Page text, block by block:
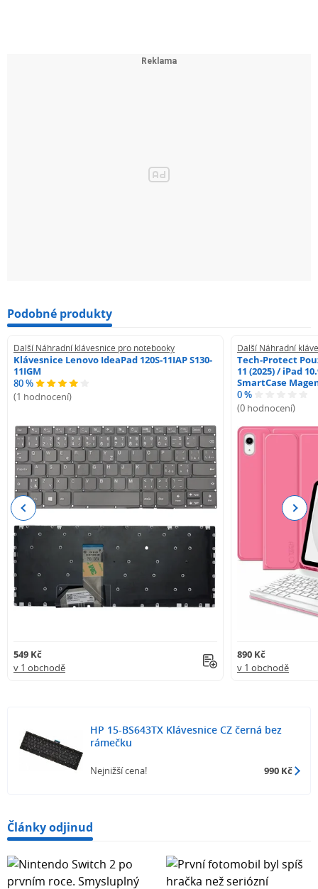
Podobné produkty
Další Náhradní klávesnice pro notebooky
Klávesnice Lenovo IdeaPad 120S-11IAP S130-
11IGM
80 %
(1 hodnocení)
549 Kč
v 1 obchodě
Další Náhradní
Tech-Protect
11 (2025) / iPad
SmartCase
0 %
(0 hodnocení)
890 Kč
v 1 obchodě
Previous Next
HP 15-BS643TX Klávesnice CZ černá bez
rámečku
Nejnižší cena! 990 Kč
Články odjinud